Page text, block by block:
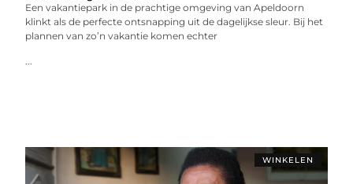
Een vakantiepark in de prachtige omgeving van Apeldoorn
klinkt als de perfecte ontsnapping uit de dagelijkse sleur. Bij het
plannen van zo’n vakantie komen echter
...
WINKELEN